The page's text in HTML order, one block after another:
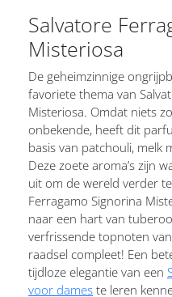
Salvatore
Misteriosa
De geheimzinnige
favoriete thema van
Misteriosa. Omdat niets
onbekende, heeft dit
basis van patchouli, melk
Deze zoete aroma’s zijn
uit om de wereld verder
Ferragamo Signorina
naar een hart van
verfrissende topnoten
raadsel compleet! Een
tijdloze elegantie van een
voor dames te leren